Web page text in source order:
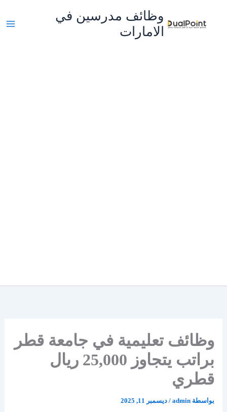
وظائف مدرسين في
الامارات
وظائف تعليمية في جامعة قطر
براتب يتجاوز 25,000 ريال
قطري
بواسطة admin
/ ديسمبر 11, 2025